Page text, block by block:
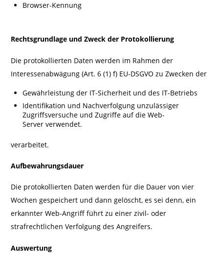
Browser-Kennung
Rechtsgrundlage und Zweck der Protokollierung
Die protokollierten Daten werden im Rahmen der
Interessenabwägung (Art. 6 (1) f) EU-DSGVO zu Zwecken der
Gewährleistung der IT-Sicherheit und des IT-Betriebs
Identifikation und Nachverfolgung unzulässiger
Zugriffsversuche und Zugriffe auf die Web-
Server verwendet.
verarbeitet.
Aufbewahrungsdauer
Die protokollierten Daten werden für die Dauer von vier
Wochen gespeichert und dann gelöscht, es sei denn, ein
erkannter Web-Angriff führt zu einer zivil- oder
strafrechtlichen Verfolgung des Angreifers.
Auswertung